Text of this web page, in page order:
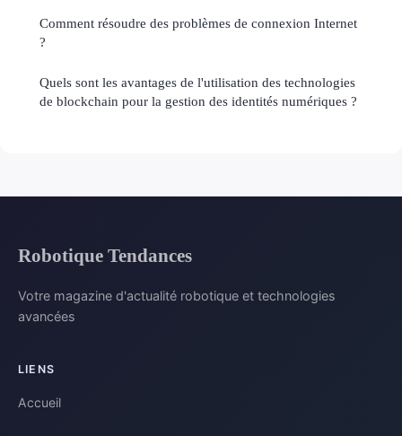
Comment résoudre des problèmes de connexion Internet
?
Quels sont les avantages de l'utilisation des technologies
de blockchain pour la gestion des identités numériques ?
Robotique Tendances
Votre magazine d'actualité robotique et technologies
avancées
LIENS
Accueil